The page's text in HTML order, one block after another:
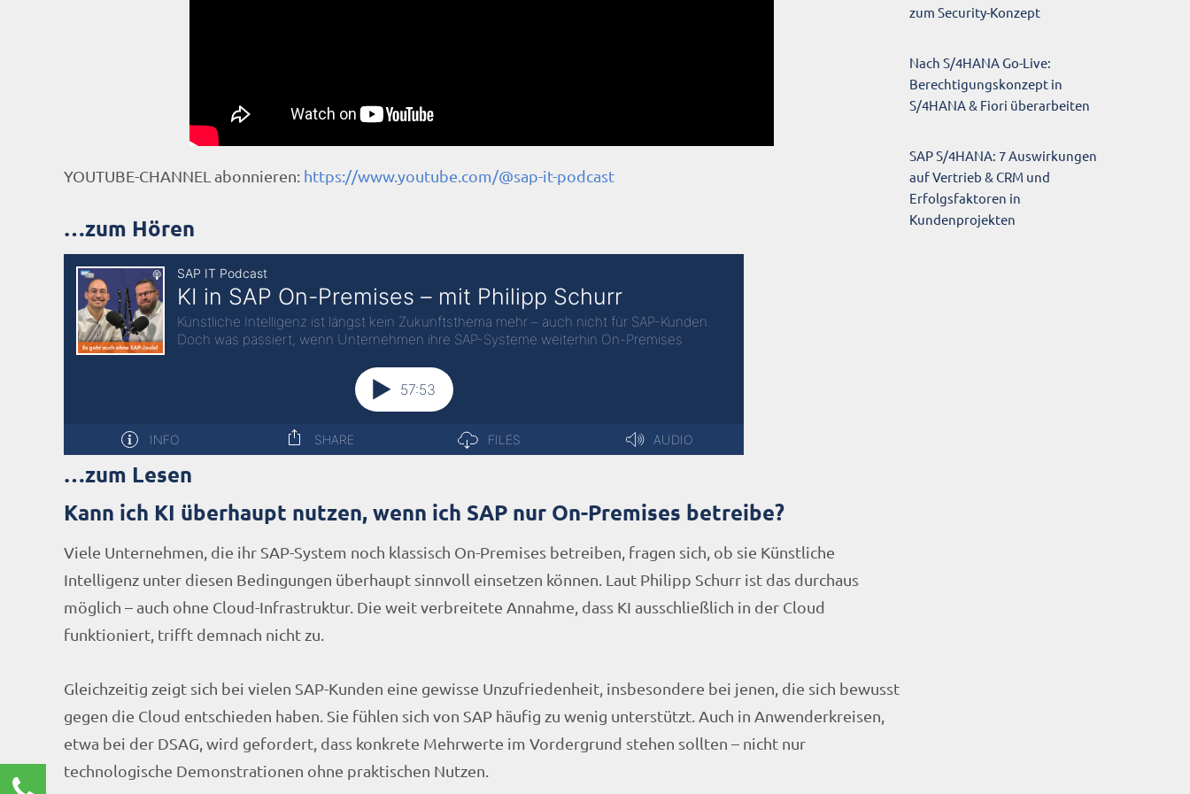
YOUTUBE-CHANNEL abonnieren: https://www.youtube.com/@sap-it-podcast
…zum Hören
…zum Lesen
Kann ich KI überhaupt nutzen, wenn ich SAP nur On-Premises betreibe?
Viele Unternehmen, die ihr SAP-System noch klassisch On-Premises betreiben, fragen sich, ob sie Künstliche
Intelligenz unter diesen Bedingungen überhaupt sinnvoll einsetzen können. Laut Philipp Schurr ist das durchaus
möglich – auch ohne Cloud-Infrastruktur. Die weit verbreitete Annahme, dass KI ausschließlich in der Cloud
funktioniert, trifft demnach nicht zu.
Gleichzeitig zeigt sich bei vielen SAP-Kunden eine gewisse Unzufriedenheit, insbesondere bei jenen, die sich bewusst
gegen die Cloud entschieden haben. Sie fühlen sich von SAP häufig zu wenig unterstützt. Auch in Anwenderkreisen,
etwa bei der DSAG, wird gefordert, dass konkrete Mehrwerte im Vordergrund stehen sollten – nicht nur
technologische Demonstrationen ohne praktischen Nutzen.
zum Security-Konzept
Nach S/4HANA Go-Live:
Berechtigungskonzept in
S/4HANA & Fiori überarbeiten
SAP S/4HANA: 7 Auswirkungen
auf Vertrieb & CRM und
Erfolgsfaktoren in
Kundenprojekten
Kontaktieren Sie uns!